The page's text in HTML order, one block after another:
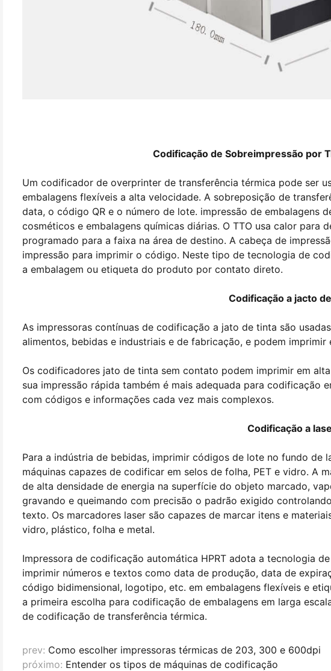
Codificação de Sobreimpressão por
Um codificador de overprinter de transferência térmica pode ser
embalagens flexíveis a alta velocidade. A sobreposição de
data, o código QR e o número de lote. impressão de embalagens
cosméticos e embalagens químicas diárias. O TTO usa calor
programado para a faixa na área de destino. A cabeça de
impressão para imprimir o código. Neste tipo de tecnologia de
a embalagem ou etiqueta do produto por contato direto.
Codificação a jacto
As impressoras contínuas de codificação a jato de tinta são
alimentos, bebidas e industriais e de fabricação, e podem imprimir
Os codificadores jato de tinta sem contato podem imprimir em
sua impressão rápida também é mais adequada para codificação
com códigos e informações cada vez mais complexos.
Codificação a
Para a indústria de bebidas, imprimir códigos de lote no fundo de
máquinas capazes de codificar em selos de folha, PET e vidro. A
de alta densidade de energia na superfície do objeto marcado,
gravando e queimando com precisão o padrão exigido
texto. Os marcadores laser são capazes de marcar itens e
vidro, plástico, folha e metal.
Impressora de codificação automática HPRT adota a tecnologia
imprimir números e textos como data de produção, data de
código bidimensional, logotipo, etc. em embalagens flexíveis e
a primeira escolha para codificação de embalagens em larga
de codificação de transferência térmica.
prev: Como escolher impressoras térmicas de 203, 300 e 600dpi
próximo: Entender os tipos de máquinas de codificação